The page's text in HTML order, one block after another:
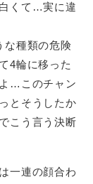
くて…実に違
な種類の危険
4輪に移った
…このチャン
とそうしたか
こう言う決断
一連の顔合わ